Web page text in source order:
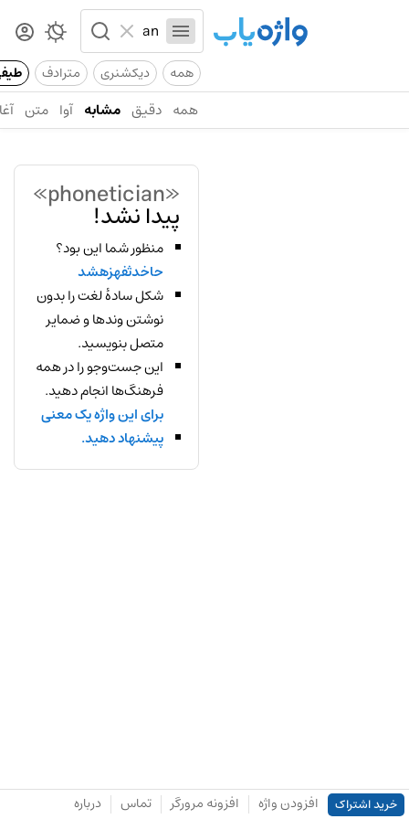
همه دیکشنری مترادف
همه دقیق مشابه آوا متن
«phonetician»
پیدا نشد!
منظور شما این بود؟
حاخدثفهزهشد
شکل سادهٔ لغت را بدون
نوشتن وندها و ضمایر
متصل بنویسید.
این جست‌وجو را در همه
فرهنگ‌ها انجام دهید.
برای این واژه یک معنی
پیشنهاد دهید.
خرید اشتراک افزودن واژه افزونه مرورگر تماس درباره